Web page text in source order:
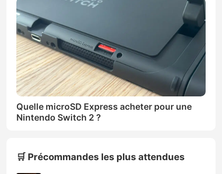
Quelle microSD Express acheter pour une
Nintendo Switch 2 ?
🛒 Précommandes les plus attendues